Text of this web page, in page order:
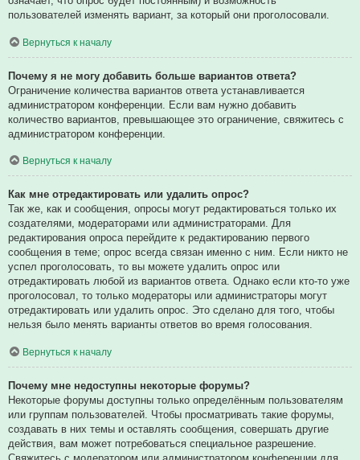
пользователей изменять вариант, за который они проголосовали.
Вернуться к началу
Почему я не могу добавить больше вариантов ответа?
Ограничение количества вариантов ответа устанавливается
администратором конференции. Если вам нужно добавить
количество вариантов, превышающее это ограничение, свяжитесь с
администратором конференции.
Вернуться к началу
Как мне отредактировать или удалить опрос?
Так же, как и сообщения, опросы могут редактироваться только их
создателями, модераторами или администраторами. Для
редактирования опроса перейдите к редактированию первого
сообщения в теме; опрос всегда связан именно с ним. Если никто не
успел проголосовать, то вы можете удалить опрос или
отредактировать любой из вариантов ответа. Однако если кто-то уже
проголосовал, то только модераторы или администраторы могут
отредактировать или удалить опрос. Это сделано для того, чтобы
нельзя было менять варианты ответов во время голосования.
Вернуться к началу
Почему мне недоступны некоторые форумы?
Некоторые форумы доступны только определённым пользователям
или группам пользователей. Чтобы просматривать такие форумы,
создавать в них темы и оставлять сообщения, совершать другие
действия, вам может потребоваться специальное разрешение.